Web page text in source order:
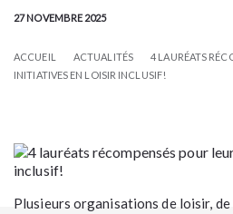
27 NOVEMBRE 2025
ACCUEIL ACTUALITÉS
4 LAURÉATS
INITIATIVES EN LOISIR INCLUSIF!
Plusieurs organisations de loisir,